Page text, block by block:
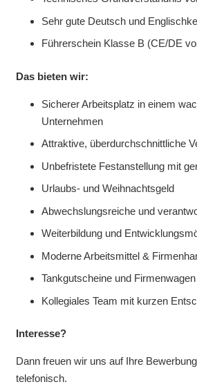
Sehr gute Deutsch und
Führerschein Klasse B (CE/DE
Das bieten wir:
Sicherer Arbeitsplatz in einem
Unternehmen
Attraktive, überdurchschnittliche
Unbefristete Festanstellung mit
Urlaubs- und Weihnachtsgeld
Abwechslungsreiche und
Weiterbildung und
Moderne Arbeitsmittel &
Tankgutscheine und
Kollegiales Team mit kurzen
Interesse?
Dann freuen wir uns auf Ihre
telefonisch.